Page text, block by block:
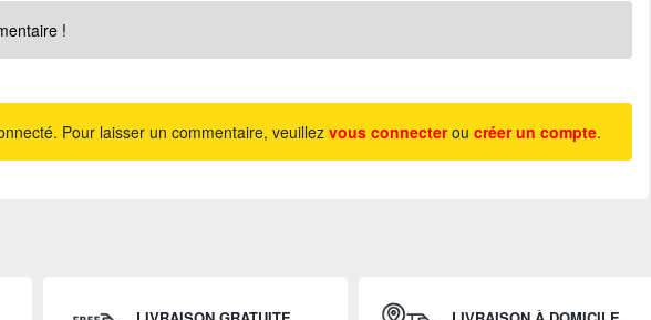
!
Pour laisser un commentaire, veuillez vous connecterou créer un compte.